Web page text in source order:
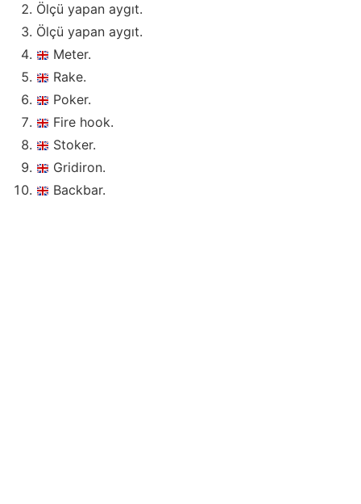
Ölçü yapan aygıt.
Ölçü yapan aygıt.
Meter.
Rake.
Poker.
Fire hook.
Stoker.
Gridiron.
Backbar.